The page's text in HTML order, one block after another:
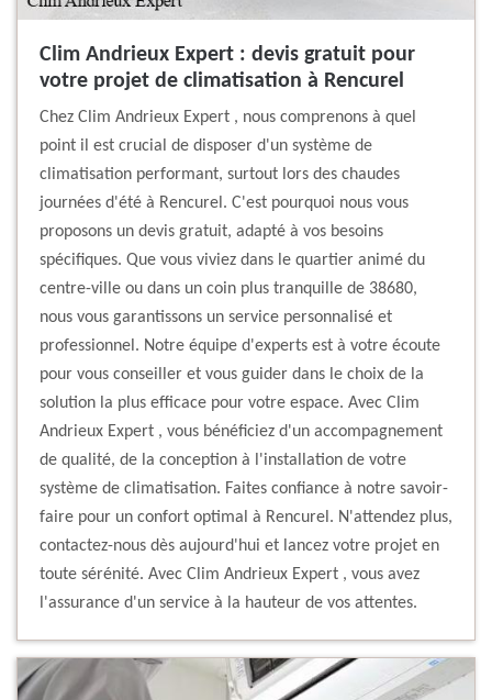
Clim Andrieux Expert : devis gratuit pour
votre projet de climatisation à Rencurel
Chez Clim Andrieux Expert , nous comprenons à quel
point il est crucial de disposer d'un système de
climatisation performant, surtout lors des chaudes
journées d'été à Rencurel. C'est pourquoi nous vous
proposons un devis gratuit, adapté à vos besoins
spécifiques. Que vous viviez dans le quartier animé du
centre-ville ou dans un coin plus tranquille de 38680,
nous vous garantissons un service personnalisé et
professionnel. Notre équipe d'experts est à votre écoute
pour vous conseiller et vous guider dans le choix de la
solution la plus efficace pour votre espace. Avec Clim
Andrieux Expert , vous bénéficiez d'un accompagnement
de qualité, de la conception à l'installation de votre
système de climatisation. Faites confiance à notre savoir-
faire pour un confort optimal à Rencurel. N'attendez plus,
contactez-nous dès aujourd'hui et lancez votre projet en
toute sérénité. Avec Clim Andrieux Expert , vous avez
l'assurance d'un service à la hauteur de vos attentes.